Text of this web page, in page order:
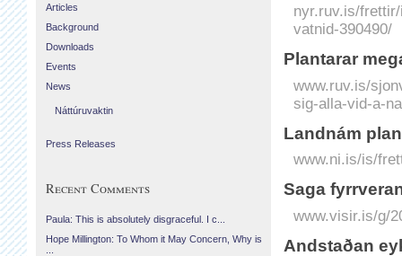
nyr.ruv.is/
vatnid-390490/
Plantarar
www.ruv.is/
sig-alla-vid-a-
Landnám
www.ni.is/is/
Saga
www.visir.is/g/
And­staðan
Articles
Background
Downloads
Events
News
Náttúruvaktin
Press Releases
Recent Comments
Paula: This is absolutely disgraceful. I c...
Hope Millington: To Whom it May Concern, Why is